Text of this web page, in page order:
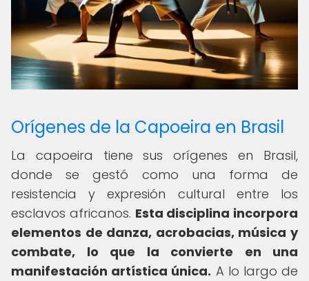
Orígenes de la Capoeira en Brasil
La capoeira tiene sus orígenes en Brasil,
donde se gestó como una forma de
resistencia y expresión cultural entre los
esclavos africanos. Esta disciplina incorpora
elementos de danza, acrobacias, música y
combate, lo que la convierte en una
manifestación artística única. A lo largo de